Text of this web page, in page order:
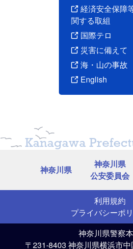
経済安全保障
関する取組
国際テロ
災害に備えて
海・山の事故
English
Kanagawa
神奈川県
神奈川県
公安委員会
利用規約
プライバシーポ
神奈川県警察
〒231-8403 神奈川県横浜市